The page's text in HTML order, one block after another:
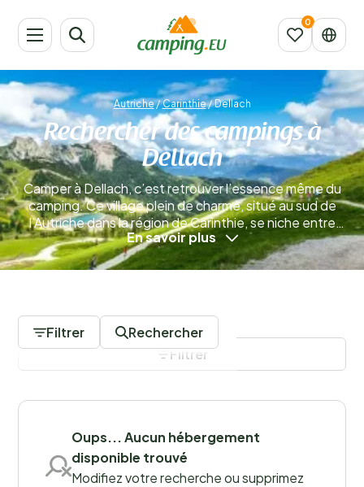
Autriche/Carinthie/Dellach
Rechercher des campings à
Dellach
Camper à Dellach, c’est retrouver l’essence même du
camping. Ce village plein de charme, situé au sud de
l’Autriche dans la région de Carinthie, se niche entre
montagnes majestueuses, rivières aux eaux limpides et
vallées verdoyantes. Ici, vous profitez du meilleur des
Alpes : un air pur, le calme et des panoramas à perte de
En savoir plus
Filtrer Rechercher
Sauvegarder les filtres
Filtrer
Oups... Aucun hébergement
disponible trouvé
Modifiez votre recherche ou supprimez